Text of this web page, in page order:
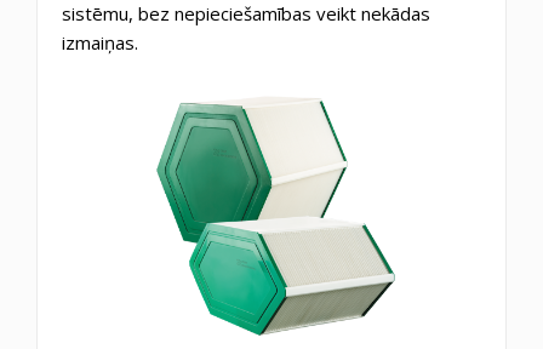
sistēmu, bez nepieciešamības veikt nekādas
izmaiņas.